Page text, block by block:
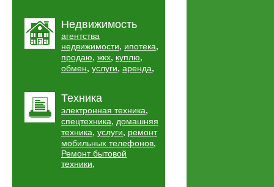
Недвижимость
агентства
недвижимости, ипотека,
продаю, жкх, куплю,
обмен, услуги, аренда,
Техника
электронная техника,
спецтехника, домашняя
техника, услуги, ремонт
мобильных телефонов,
Ремонт бытовой
техники,